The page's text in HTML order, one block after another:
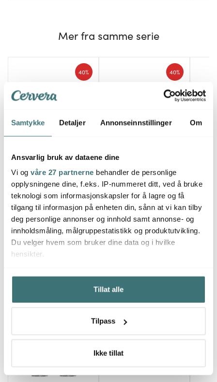
Samtykke Detaljer Annonseinnstillinger Om
Ansvarlig bruk av dataene dine
Vi og våre 27 partnerne behandler de personlige
opplysningene dine, f.eks. IP-nummeret ditt, ved å bruke
teknologi som informasjonskapsler for å lagre og få
tilgang til informasjon på enheten din, sånn at vi kan tilby
deg personlige annonser og innhold samt annonse- og
innholdsmåling, målgruppestatistikk og produktutvikling.
Du velger hvem som bruker dine data og i hvilke
hensikter.
Hvis du gir oss lov, vil vi også gjerne:
Innhente informasjon om den geografiske
beliggenheten din, som kan være nøyaktig innenfor
Identifisere enheten din ved å aktivt skanne den for
kan du lese om hvordan dine personlige
brukes. Du kan hele tiden endre eller trekke tilbake ditt
Tillat alle
Tilpass
Ikke tillat
Mer fra samme serie
Zwiesel Glas
Echo champagneglass
4 stk 39,5 cl klar
509 kr 849 kr
40%
På lager
Zwiesel Glas
Echo vannglass 4 stk 41
cl klar
443 kr 739 kr
40%
40 cl
Du kanskje også liker